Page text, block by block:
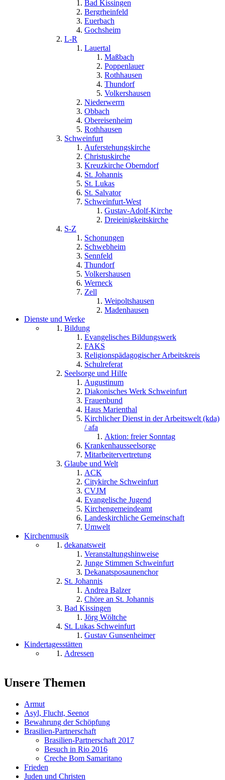
Bad Kissingen
Bergrheinfeld
Euerbach
Gochsheim
L-R
Lauertal
Maßbach
Poppenlauer
Rothhausen
Thundorf
Volkershausen
Niederwerrn
Obbach
Obereisenheim
Rothhausen
Schweinfurt
Auferstehungskirche
Christuskirche
Kreuzkirche Oberndorf
St. Johannis
St. Lukas
St. Salvator
Schweinfurt-West
Gustav-Adolf-Kirche
Dreieinigkeitskirche
S-Z
Schonungen
Schwebheim
Sennfeld
Thundorf
Volkershausen
Werneck
Zell
Weipoltshausen
Madenhausen
Dienste und Werke
Bildung
Evangelisches Bildungswerk
FAKS
Religionspädagogischer Arbeitskreis
Schulreferat
Seelsorge und Hilfe
Augustinum
Diakonisches Werk Schweinfurt
Frauenbund
Haus Marienthal
Kirchlicher Dienst in der Arbeitswelt (kda)
/ afa
Aktion: freier Sonntag
Krankenhausseelsorge
Mitarbeitervertretung
Glaube und Welt
ACK
Citykirche Schweinfurt
CVJM
Evangelische Jugend
Kirchengemeindeamt
Landeskirchliche Gemeinschaft
Umwelt
Kirchenmusik
dekanatsweit
Veranstaltungshinweise
Junge Stimmen Schweinfurt
Dekanatsposaunenchor
St. Johannis
Andrea Balzer
Chöre an St. Johannis
Bad Kissingen
Jörg Wöltche
St. Lukas Schweinfurt
Gustav Gunsenheimer
Kindertagesstätten
Adressen
Unsere Themen
Armut
Asyl, Flucht, Seenot
Bewahrung der Schöpfung
Brasilien-Partnerschaft
Brasilien-Partnerschaft 2017
Besuch in Rio 2016
Creche Bom Samaritano
Frieden
Juden und Christen